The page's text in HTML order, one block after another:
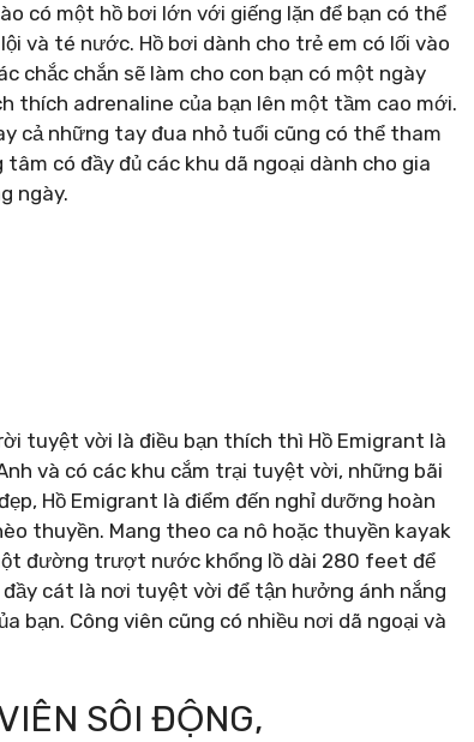
có một hồ bơi lớn với giếng lặn để bạn có thể
và té nước. Hồ bơi dành cho trẻ em có lối vào
chắc chắn sẽ làm cho con bạn có một ngày
adrenaline của bạn lên một tầm cao mới.
cả những tay đua nhỏ tuổi cũng có thể tham
có đầy đủ các khu dã ngoại dành cho gia
ngày.
tuyệt vời là điều bạn thích thì Hồ Emigrant là
và có các khu cắm trại tuyệt vời, những bãi
Hồ Emigrant là điểm đến nghỉ dưỡng hoàn
thuyền. Mang theo ca nô hoặc thuyền kayak
đường trượt nước khổng lồ dài 280 feet để
cát là nơi tuyệt vời để tận hưởng ánh nắng
bạn. Công viên cũng có nhiều nơi dã ngoại và
SÔI ĐỘNG,